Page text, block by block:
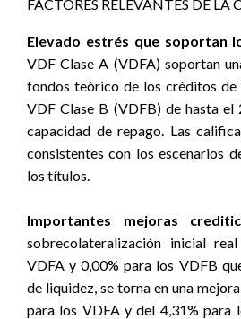
FACTORES RELEVANTES DE LA
Elevado estrés que soportan
VDF Clase A (VDFA) soportan
fondos teórico de los créditos de
VDF Clase B (VDFB) de hasta el
capacidad de repago. Las
consistentes con los escenarios
los títulos.
Importantes mejoras
sobrecolateralización inicial
VDFA y 0,00% para los VDFB
de liquidez, se torna en una
para los VDFA y del 4,31% para